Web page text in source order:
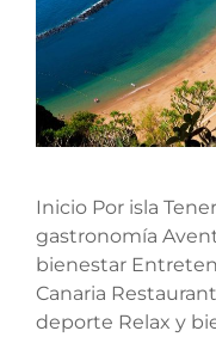
Inicio Por isla
gastronomía
bienestar
Canaria
deporte Relax y